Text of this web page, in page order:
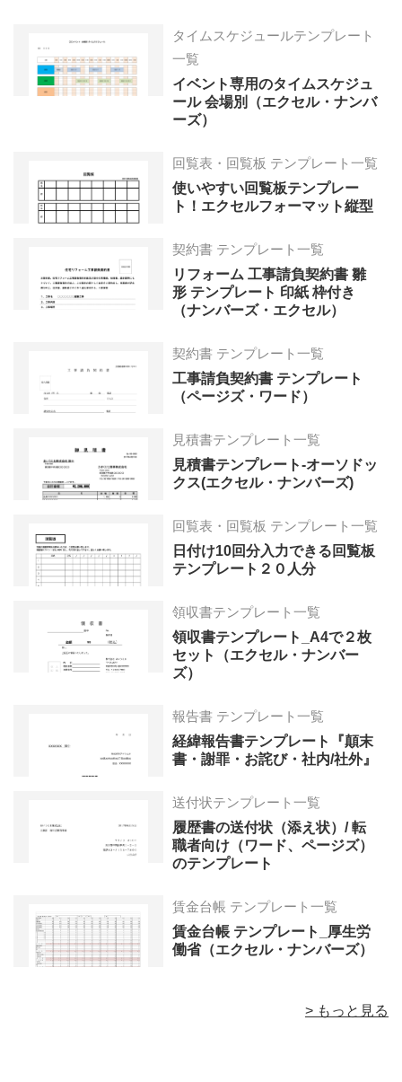
タイムスケジュールテンプレート
一覧
イベント専用のタイムスケジュ
ール 会場別（エクセル・ナンバ
ーズ）
回覧表・回覧板 テンプレート一覧
使いやすい回覧板テンプレー
ト！エクセルフォーマット縦型
契約書 テンプレート一覧
リフォーム 工事請負契約書 雛
形 テンプレート 印紙 枠付き
（ナンバーズ・エクセル）
契約書 テンプレート一覧
工事請負契約書 テンプレート
（ページズ・ワード）
見積書テンプレート一覧
見積書テンプレート-オーソドッ
クス(エクセル・ナンバーズ)
回覧表・回覧板 テンプレート一覧
日付け10回分入力できる回覧板
テンプレート２０人分
領収書テンプレート一覧
領収書テンプレート_A4で２枚
セット（エクセル・ナンバー
ズ）
報告書 テンプレート一覧
経緯報告書テンプレート『顛末
書・謝罪・お詫び・社内/社外』
送付状テンプレート一覧
履歴書の送付状（添え状）/ 転
職者向け（ワード、ページズ）
のテンプレート
賃金台帳 テンプレート一覧
賃金台帳 テンプレート_厚生労
働省（エクセル・ナンバーズ）
> もっと見る